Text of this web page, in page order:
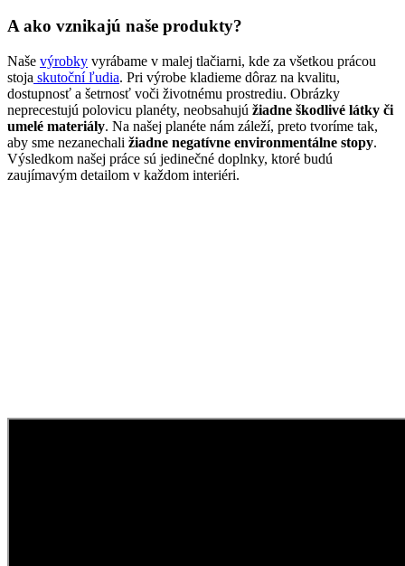
A ako vznikajú naše produkty?
Naše výrobky vyrábame v malej tlačiarni, kde za všetkou prácou
stoja skutoční ľudia. Pri výrobe kladieme dôraz na kvalitu,
dostupnosť a šetrnosť voči životnému prostrediu. Obrázky
neprecestujú polovicu planéty, neobsahujú žiadne škodlivé látky či
umelé materiály. Na našej planéte nám záleží, preto tvoríme tak,
aby sme nezanechali žiadne negatívne environmentálne stopy.
Výsledkom našej práce sú jedinečné doplnky, ktoré budú
zaujímavým detailom v každom interiéri.